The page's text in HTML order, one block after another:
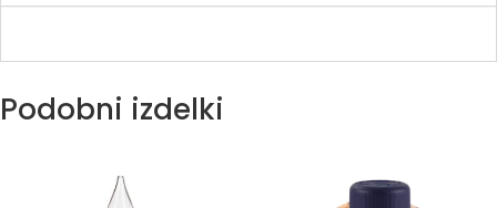
Podobni izdelki